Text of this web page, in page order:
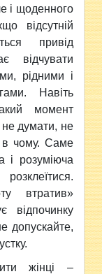
і щоденного
відсутній
привід
відчувати
рідними і
Навіть
момент
не думати, не
в чому. Саме
і розуміюча
втратив»
відпочинку
допускайте,
жінці –